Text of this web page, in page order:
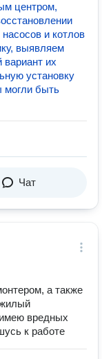
центром,
и котлов
выявляем
вариант их
установку
могли быть
Чат
а также
вредных
к работе